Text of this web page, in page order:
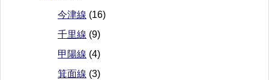
今津線 (16)
千里線 (9)
甲陽線 (4)
箕面線 (3)